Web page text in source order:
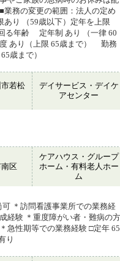
業務の変更の範囲：法人の定め
あり （59歳以下）定年を上限
る年齢 定年制 あり （一律 60
あり（上限 65歳まで） 勤務
歳まで）
若松
デイサービス・デイケ
アセンター
南区
ケアハウス・グループ
ホーム・有料老人ホー
ム
＊訪問看護事業所での業務経
経験 ＊重度障がい者・難病の方
急性期等での業務経験 □定年 65
り